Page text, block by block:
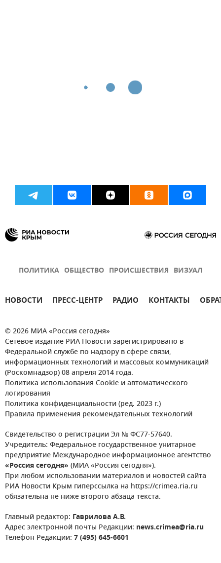
ПОЛИТИКА ОБЩЕСТВО ПРОИСШЕСТВИЯ ВИЗУАЛ
НОВОСТИ ПРЕСС-ЦЕНТР РАДИО КОНТАКТЫ
© 2026 МИА «Россия сегодня»
Сетевое издание РИА Новости зарегистрировано в
Федеральной службе по надзору в сфере связи,
информационных технологий и массовых коммуникаций
(Роскомнадзор) 08 апреля 2014 года.
Политика использования Cookie и автоматического
логирования
Политика конфиденциальности (ред. 2023 г.)
Правила применения рекомендательных технологий
Свидетельство о регистрации Эл № ФС77-57640.
Учредитель: Федеральное государственное унитарное
предприятие Международное информационное агентство
«Россия сегодня» (МИА «Россия сегодня»).
При любом использовании материалов и новостей сайта
РИА Новости Крым гиперссылка на https://crimea.ria.ru
обязательна не ниже второго абзаца текста.
Главный редактор: Гаврилова А.В.
Адрес электронной почты Редакции: news.crimea@ria.ru
Телефон Редакции: 7 (495) 645-6601